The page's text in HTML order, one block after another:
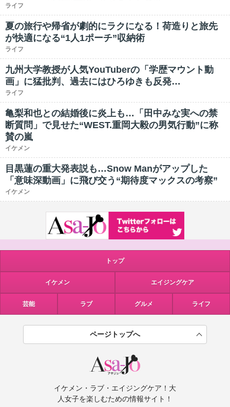
ライフ
夏の旅行や帰省が劇的にラクになる！荷造りと旅先
が快適になる“1人1ポーチ”収納術
ライフ
九州大学教授が人気YouTuberの「学歴マウント動
画」に猛批判、過去にはひろゆきも反発…
ライフ
亀梨和也との結婚後に炎上も…「田中みな実への禁
断質問」で見せた“WEST.重岡大毅の男気行動”に称
賛の嵐
イケメン
目黒蓮の重大発表説も…Snow Manがアップした
「意味深動画」に飛び交う“期待度マックスの考察”
イケメン
トップ
イケメン エイジングケア
芸能 ラブ グルメ ライフ
ページトップへ
イケメン・ラブ・エイジングケア！大
人女子を楽しむための情報サイト！